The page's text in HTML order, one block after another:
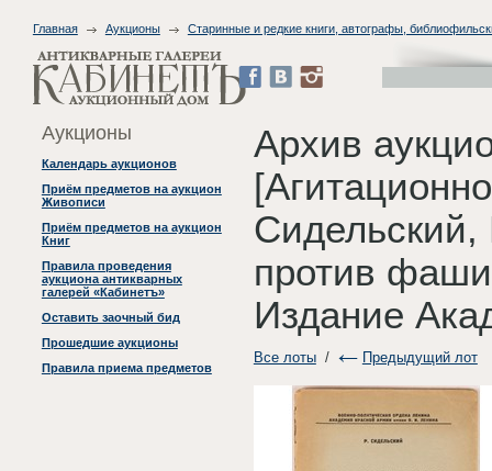
Главная Аукционы Старинные и редкие книги, автографы,
Аукционы
Календарь аукционов
Приём предметов на аукцион
Живописи
Приём предметов на аукцион
Книг
Правила проведения
аукциона антикварных
галерей «Кабинетъ»
Оставить заочный бид
Прошедшие аукционы
Правила приема предметов
Архив
Сидельский,
против
Издание
Все лоты/ Предыдущий лот